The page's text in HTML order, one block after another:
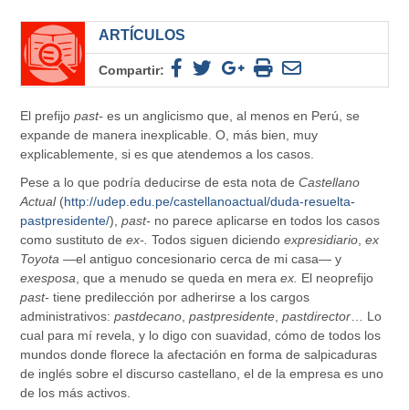
ARTÍCULOS
Compartir:
El prefijopast-es un anglicismo que, al menos en Perú, se
expande de manera inexplicable. O, más bien, muy
explicablemente, si es que atendemos a los casos.
Pese a lo que podría deducirse de esta nota deCastellano
Actual (http://udep.edu.pe/castellanoactual/duda-resuelta-
pastpresidente/),past- no parece aplicarse en todos los casos
como sustituto deex-. Todos siguen diciendoexpresidiario ,ex
Toyota —el antiguo concesionario cerca de mi casa— y
exesposa , que a menudo se queda en meraex. El neoprefijo
past- tiene predilección por adherirse a los cargos
administrativos:pastdecano ,pastpresidente ,pastdirector … Lo
cual para mí revela, y lo digo con suavidad, cómo de todos los
mundos donde florece la afectación en forma de salpicaduras
de inglés sobre el discurso castellano, el de la empresa es uno
de los más activos.